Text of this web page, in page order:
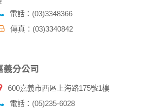
指南。
務必向警政單位提出告訴，我們將全力
電話：(03)3348366
傳真：(03)3340842
義分公司
600嘉義市西區上海路175號1樓
電話：(05)235-6028